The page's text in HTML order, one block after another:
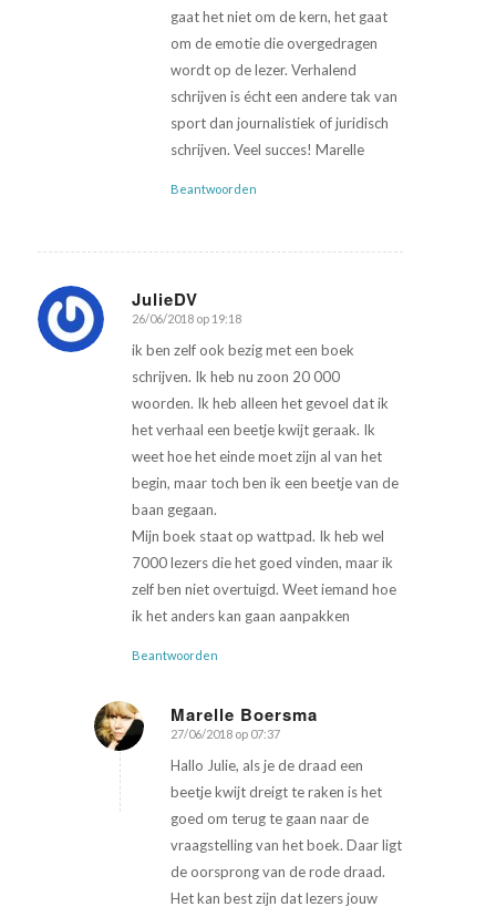
gaat het niet om de kern, het gaat
om de emotie die overgedragen
wordt op de lezer. Verhalend
schrijven is écht een andere tak van
sport dan journalistiek of juridisch
schrijven. Veel succes! Marelle
Beantwoorden
JulieDV
zegt:
26/06/2018 op 19:18
ik ben zelf ook bezig met een boek
schrijven. Ik heb nu zoon 20 000
woorden. Ik heb alleen het gevoel dat ik
het verhaal een beetje kwijt geraak. Ik
weet hoe het einde moet zijn al van het
begin, maar toch ben ik een beetje van de
baan gegaan.
Mijn boek staat op wattpad. Ik heb wel
7000 lezers die het goed vinden, maar ik
zelf ben niet overtuigd. Weet iemand hoe
ik het anders kan gaan aanpakken
Beantwoorden
Marelle Boersma
zegt:
27/06/2018 op 07:37
Hallo Julie, als je de draad een
beetje kwijt dreigt te raken is het
goed om terug te gaan naar de
vraagstelling van het boek. Daar ligt
de oorsprong van de rode draad.
Het kan best zijn dat lezers jouw